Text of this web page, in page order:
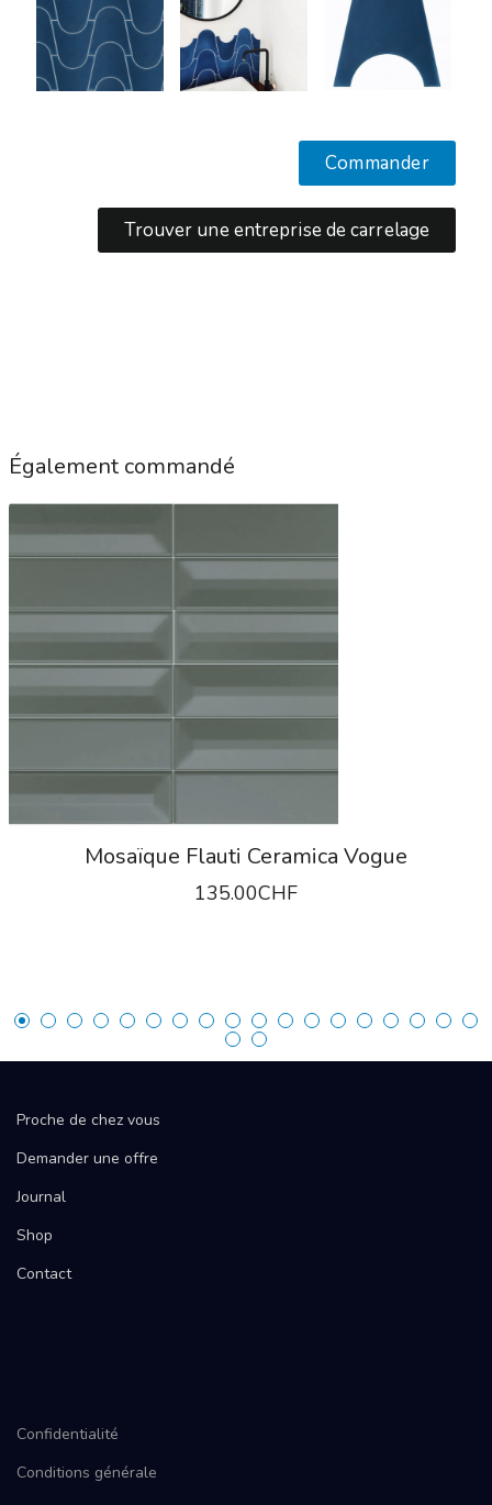
Commander
Trouver une entreprise de carrelage
Également commandé
Mosaïque Flauti Ceramica Vogue
135.00CHF
Proche de chez vous
Demander une offre
Journal
Shop
Contact
Confidentialité
Conditions générale